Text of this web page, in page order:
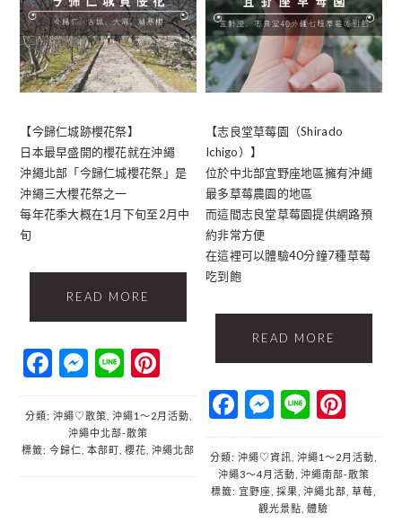
【今歸仁城跡櫻花祭】
日本最早盛開的櫻花就在沖繩
沖繩北部「今歸仁城櫻花祭」是
沖繩三大櫻花祭之一
每年花季大概在1月下旬至2月中
旬
READ MORE
Facebook
Messenger
Line Pinterest
分類: 沖繩♡散策 沖繩1～2月活動
沖繩中北部‐散策
標籤:今歸仁 ,本部町 ,櫻花 ,沖繩北部
【志良堂草莓園（Shirado
Ichigo）】
位於中北部宜野座地區擁有沖繩
最多草莓農園的地區
而這間志良堂草莓園提供網路預
約非常方便
在這裡可以體驗40分鐘7種草莓
吃到飽
READ MORE
Facebook
Messenger
Line
分類:沖繩♡資訊 ,沖繩1～2月活動
沖繩3～4月活動 沖繩南部‐散策
標籤: 宜野座 ,採果 ,沖繩北部 ,草莓
觀光景點 ,體驗